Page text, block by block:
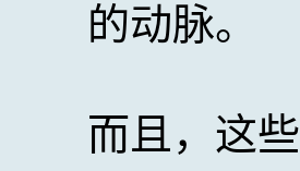
的动脉。
而且，这